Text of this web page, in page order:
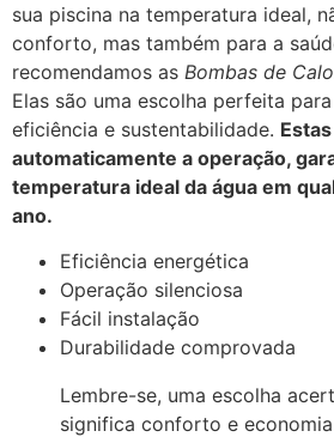
sua piscina na temperatura ideal,
conforto, mas também para a
recomendamos as Bombas de
Elas são uma escolha perfeita
eficiência e sustentabilidade.
automaticamente a operação,
temperatura ideal da água em
ano.
Eficiência energética
Operação silenciosa
Fácil instalação
Durabilidade comprovada
Lembre-se, uma escolha
significa conforto e